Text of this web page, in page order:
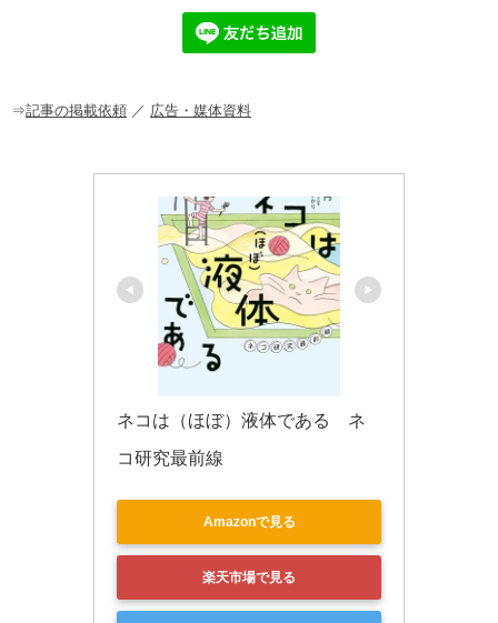
o
n
a
et
⇒記事の掲載依頼 ／ 広告・媒体資料
ネコは（ほぼ）液体である　ネ
コ研究最前線
Amazonで見る
楽天市場で見る